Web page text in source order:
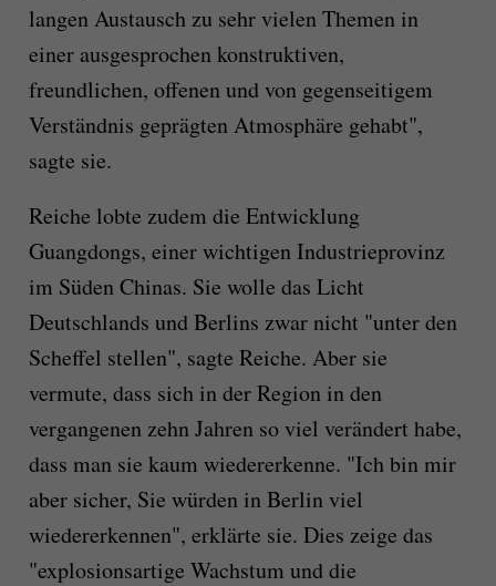
langen Austausch zu sehr vielen Themen in
einer ausgesprochen konstruktiven,
freundlichen, offenen und von gegenseitigem
Verständnis geprägten Atmosphäre gehabt",
sagte sie.
Reiche lobte zudem die Entwicklung
Guangdongs, einer wichtigen Industrieprovinz
im Süden Chinas. Sie wolle das Licht
Deutschlands und Berlins zwar nicht "unter den
Scheffel stellen", sagte Reiche. Aber sie
vermute, dass sich in der Region in den
vergangenen zehn Jahren so viel verändert habe,
dass man sie kaum wiedererkenne. "Ich bin mir
aber sicher, Sie würden in Berlin viel
wiedererkennen", erklärte sie. Dies zeige das
"explosionsartige Wachstum und die